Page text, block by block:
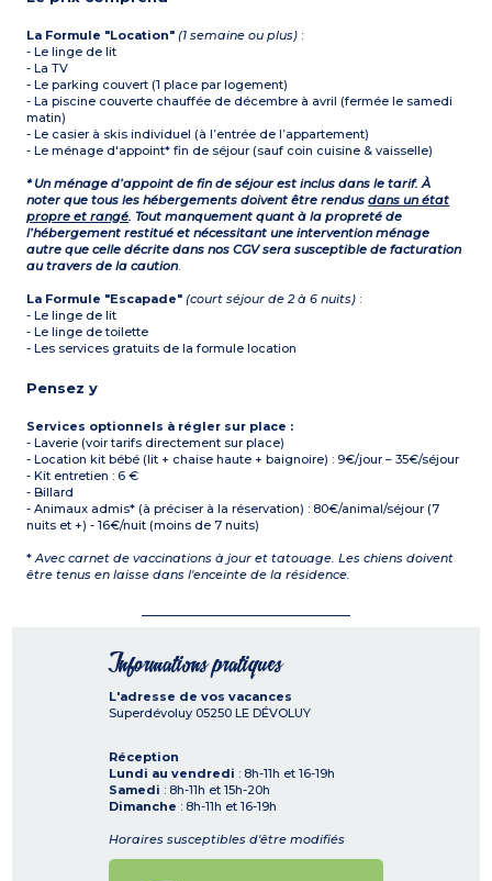
La Formule "Location"(1 semaine ou plus) :
- Le linge de lit
- La TV
- Le parking couvert (1 place par logement)
- La piscine couverte chauffée de décembre à avril (fermée le samedi
matin)
- Le casier à skis individuel (à l’entrée de l’appartement)
- Le ménage d'appoint* fin de séjour (sauf coin cuisine & vaisselle)
* Un ménage d’appoint de fin de séjour est inclus dans le tarif. À
noter que tous les hébergements doivent être rendusdans un état
propre et rangé. Tout manquement quant à la propreté de
l’hébergement restitué et nécessitant une intervention ménage
autre que celle décrite dans nos CGV sera susceptible de facturation
au travers de la caution.
La Formule "Escapade" (court séjour de 2 à 6 nuits) :
- Le linge de lit
- Le linge de toilette
- Les services gratuits de la formule location
Pensez y
Services optionnels à régler sur place :
- Laverie (voir tarifs directement sur place)
- Location kit bébé (lit + chaise haute + baignoire) : 9€/jour – 35€/séjour
- Kit entretien : 6 €
- Billard
- Animaux admis* (à préciser à la réservation) : 80€/animal/séjour (7
nuits et +) - 16€/nuit (moins de 7 nuits)
*Avec carnet de vaccinations à jour et tatouage. Les chiens doivent
être tenus en laisse dans l'enceinte de la résidence.
Informations pratiques
L'adresse de vos vacances
Superdévoluy 05250 LE DÉVOLUY
Réception
Lundi au vendredi : 8h-11h et 16-19h
Samedi : 8h-11h et 15h-20h
Dimanche : 8h-11h et 16-19h
Horaires susceptibles d'être modifiés